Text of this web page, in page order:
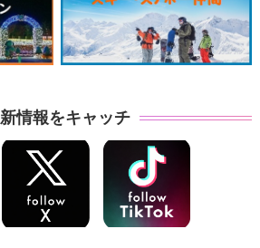
最新情報をキャッチ